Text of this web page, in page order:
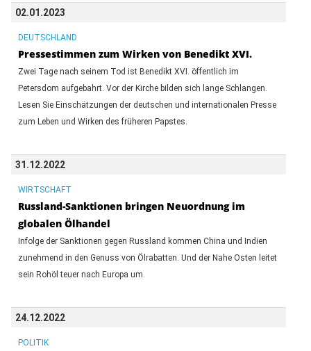
02.01.2023
DEUTSCHLAND
Pressestimmen zum Wirken von Benedikt XVI.
Zwei Tage nach seinem Tod ist Benedikt XVI. öffentlich im
Petersdom aufgebahrt. Vor der Kirche bilden sich lange Schlangen.
Lesen Sie Einschätzungen der deutschen und internationalen Presse
zum Leben und Wirken des früheren Papstes.
31.12.2022
WIRTSCHAFT
Russland-Sanktionen bringen Neuordnung im
globalen Ölhandel
Infolge der Sanktionen gegen Russland kommen China und Indien
zunehmend in den Genuss von Ölrabatten. Und der Nahe Osten leitet
sein Rohöl teuer nach Europa um.
24.12.2022
POLITIK